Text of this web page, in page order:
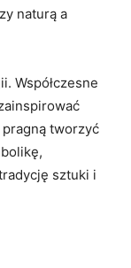
naturą a
Współczesne
tworzyć
sztuki i